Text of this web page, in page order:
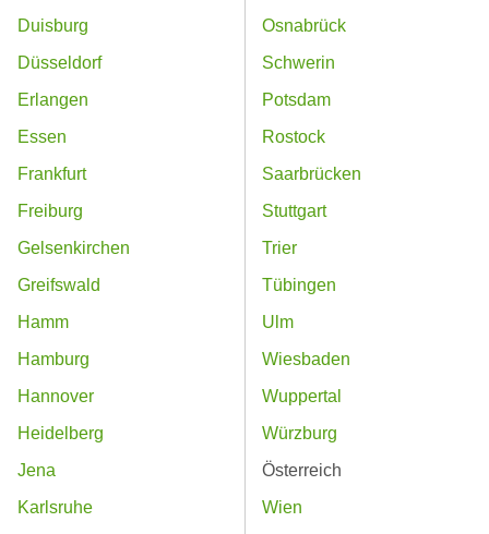
Duisburg
Düsseldorf
Erlangen
Essen
Frankfurt
Freiburg
Gelsenkirchen
Greifswald
Hamm
Hamburg
Hannover
Heidelberg
Jena
Karlsruhe
Osnabrück
Schwerin
Potsdam
Rostock
Saarbrücken
Stuttgart
Trier
Tübingen
Ulm
Wiesbaden
Wuppertal
Würzburg
Österreich
Wien